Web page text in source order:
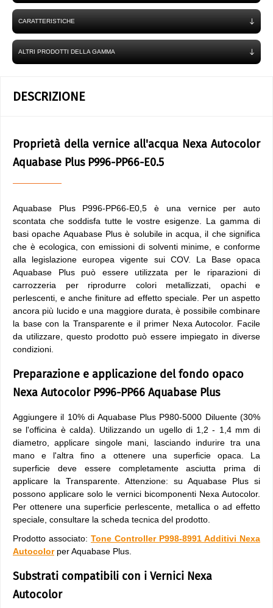
CARATTERISTICHE
ALTRI PRODOTTI DELLA GAMMA
DESCRIZIONE
Proprietà della vernice all'acqua Nexa Autocolor
Aquabase Plus P996-PP66-E0.5
Aquabase Plus P996-PP66-E0,5 è una vernice per auto
scontata che soddisfa tutte le vostre esigenze. La gamma di
basi opache Aquabase Plus è solubile in acqua, il che significa
che è ecologica, con emissioni di solventi minime, e conforme
alla legislazione europea vigente sui COV. La Base opaca
Aquabase Plus può essere utilizzata per le riparazioni di
carrozzeria per riprodurre colori metallizzati, opachi e
perlescenti, e anche finiture ad effetto speciale. Per un aspetto
ancora più lucido e una maggiore durata, è possibile combinare
la base con la Transparente e il primer Nexa Autocolor. Facile
da utilizzare, questo prodotto può essere impiegato in diverse
condizioni.
Preparazione e applicazione del fondo opaco
Nexa Autocolor P996-PP66 Aquabase Plus
Aggiungere il 10% di Aquabase Plus P980-5000 Diluente (30%
se l'officina è calda). Utilizzando un ugello di 1,2 - 1,4 mm di
diametro, applicare singole mani, lasciando indurire tra una
mano e l'altra fino a ottenere una superficie opaca. La
superficie deve essere completamente asciutta prima di
applicare la Transparente. Attenzione: su Aquabase Plus si
possono applicare solo le vernici bicomponenti Nexa Autocolor.
Per ottenere una superficie perlescente, metallica o ad effetto
speciale, consultare la scheda tecnica del prodotto.
Prodotto associato: Tone Controller P998-8991 Additivi Nexa
Autocolorper Aquabase Plus.
Substrati compatibili con i Vernici Nexa
Autocolor